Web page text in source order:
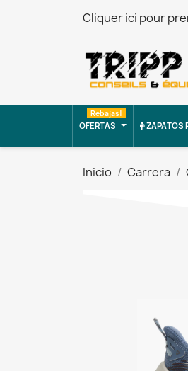
Cliquer ici pour
OFERTAS
Rebajas!
ZAPATOS
Inicio Carrera